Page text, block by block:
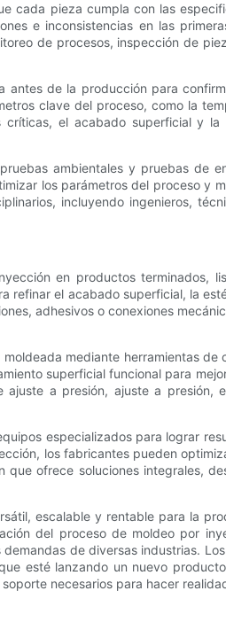
cada pieza cumpla con las
e inconsistencias en las
de procesos, inspección de
de la producción para
clave del proceso, como la
el acabado superficial y
ambientales y pruebas de
los parámetros del proceso y
incluyendo ingenieros,
en productos terminados,
refinar el acabado superficial, la
adhesivos o conexiones
mediante herramientas de
superficial funcional para
a presión, ajuste a presión,
especializados para lograr
los fabricantes pueden
ofrece soluciones integrales,
escalable y rentable para la
del proceso de moldeo por
de diversas industrias.
esté lanzando un nuevo
necesarios para hacer